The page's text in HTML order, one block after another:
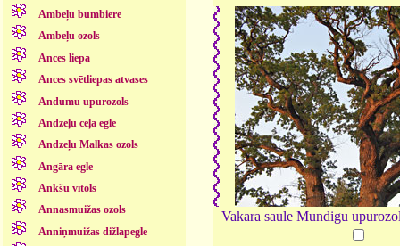
Ambeļu bumbiere
Ambeļu ozols
Ances liepa
Ances svētliepas atvases
Andumu upurozols
Andzeļu ceļa egle
Andzeļu Malkas ozols
Angāra egle
Ankšu vītols
Annasmuižas ozols
Anniņmuižas dižlapegle
Vakara saule Mundigu